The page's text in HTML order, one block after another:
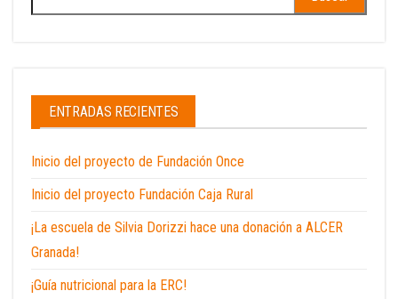
ENTRADAS RECIENTES
Inicio del proyecto de Fundación Once
Inicio del proyecto Fundación Caja Rural
¡La escuela de Silvia Dorizzi hace una donación a ALCER
Granada!
¡Guía nutricional para la ERC!